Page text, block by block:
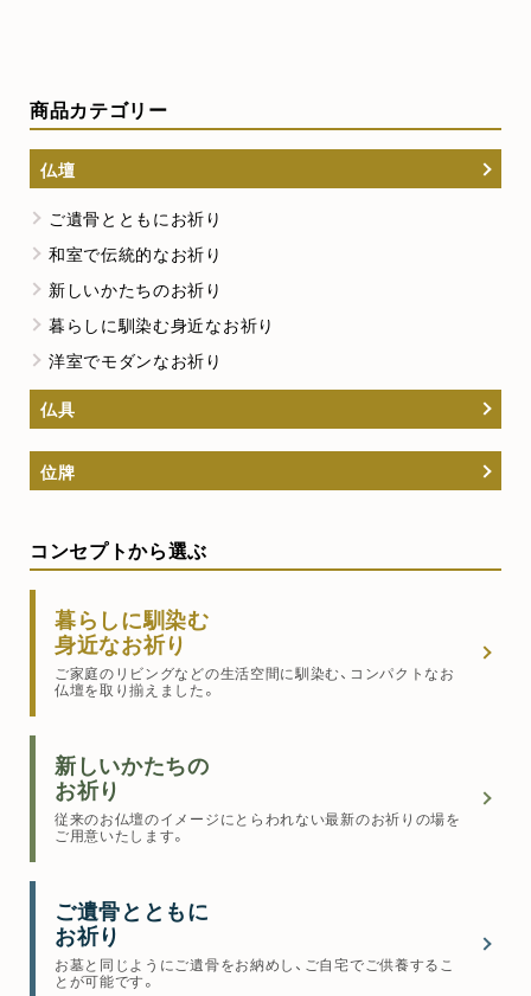
商品カテゴリー
仏壇
ご遺骨とともにお祈り
和室で伝統的なお祈り
新しいかたちのお祈り
暮らしに馴染む身近なお祈り
洋室でモダンなお祈り
仏具
位牌
コンセプトから選ぶ
暮らしに馴染む
身近なお祈り
ご家庭のリビングなどの生活空間に馴染む、コンパクトなお
仏壇を取り揃えました。
新しいかたちの
お祈り
従来のお仏壇のイメージにとらわれない最新のお祈りの場を
ご用意いたします。
ご遺骨とともに
お祈り
お墓と同じようにご遺骨をお納めし、ご自宅でご供養するこ
とが可能です。